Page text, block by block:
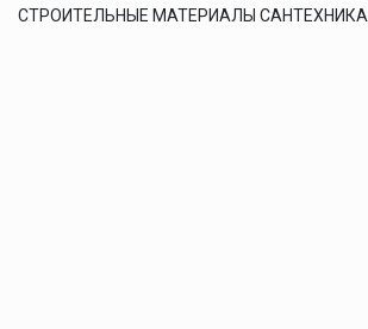
СТРОИТЕЛЬНЫЕ МАТЕРИАЛЫ